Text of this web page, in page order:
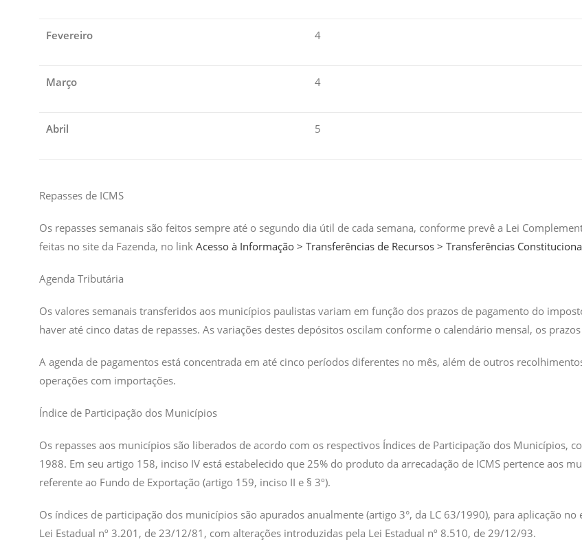
Fevereiro 4
Março 4
Abril 5
Repasses de ICMS
Os repasses semanais são feitos sempre até o segundo dia útil de cada semana, conforme prevê a Lei
feitas no site da Fazenda, no link Acesso à Informação > Transferências de Recursos > Transferências
Agenda Tributária
Os valores semanais transferidos aos municípios paulistas variam em função dos prazos de pagamento do
haver até cinco datas de repasses. As variações destes depósitos oscilam conforme o calendário mensal, os
​A agenda de pagamentos está concentrada em até cinco períodos diferentes no mês, além de outros
operações com importações.
Índice de Participação dos Municípios
Os repasses aos municípios são liberados de acordo com os respectivos Índices de Participação dos Municípios,
1988. Em seu artigo 158, inciso IV está estabelecido que 25% do produto da arrecadação de ICMS pertence aos
referente ao Fundo de Exportação (artigo 159, inciso II e § 3º).
Os índices de participação dos municípios são apurados anualmente (artigo 3°, da LC 63/1990), para aplicação
Lei Estadual nº 3.201, de 23/12/81, com alterações introduzidas pela Lei Estadual nº 8.510, de 29/12/93.